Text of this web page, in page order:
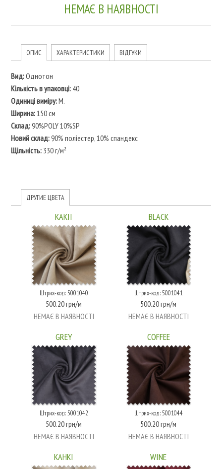
НЕМАЄ В НАЯВНОСТІ
ОПИС ХАРАКТЕРИСТИКИ ВІДГУКИ
Вид:Однотон
Кількість в упаковці:40
Одиниці виміру:М.
Ширина:150 см
Склад:90%POLY 10%SP
Новий склад:90% поліестер, 10% спандекс
Щільність:330 г/м²
ДРУГИЕ ЦВЕТА
KAKII
Штрих-код: 5001040
500.20 грн/м
НЕМАЄ В НАЯВНОСТІ
BLACK
Штрих-код: 5001041
500.20 грн/м
НЕМАЄ В НАЯВНОСТІ
GREY
Штрих-код: 5001042
500.20 грн/м
НЕМАЄ В НАЯВНОСТІ
COFFEE
Штрих-код: 5001044
500.20 грн/м
НЕМАЄ В НАЯВНОСТІ
KAHKI WINE